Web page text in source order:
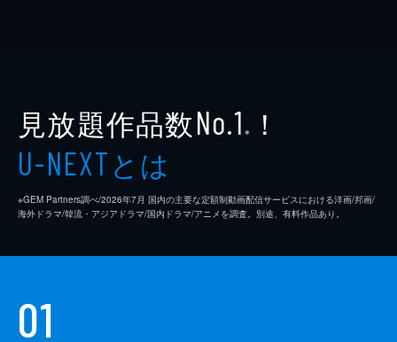
見放題作品数No.1 ※ ！
U-NEXTとは
※GEM Partners調べ/2026年7⽉ 国内の主要な定額制動画配信サービスにおける洋画/邦画/
海外ドラマ/韓流・アジアドラマ/国内ドラマ/アニメを調査。別途、有料作品あり。
01